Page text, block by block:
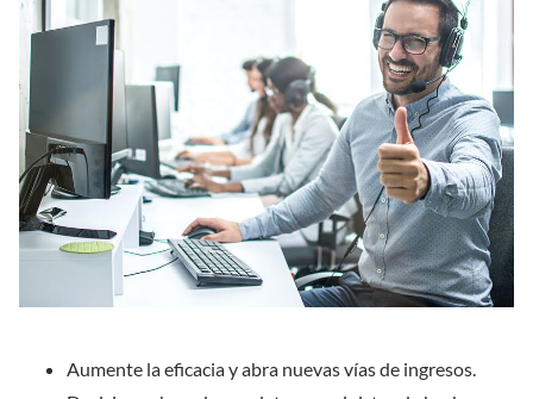
Aumente la eficacia y abra nuevas vías de ingresos.